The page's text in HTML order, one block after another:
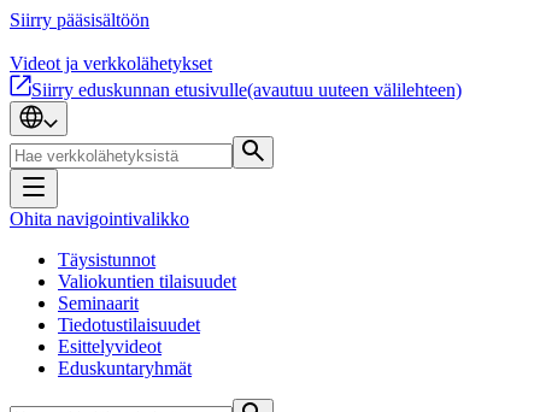
Siirry pääsisältöön
Videot ja verkkolähetykset
Siirry eduskunnan etusivulle(avautuu uuteen välilehteen)
Ohita navigointivalikko
Täysistunnot
Valiokuntien tilaisuudet
Seminaarit
Tiedotustilaisuudet
Esittelyvideot
Eduskuntaryhmät